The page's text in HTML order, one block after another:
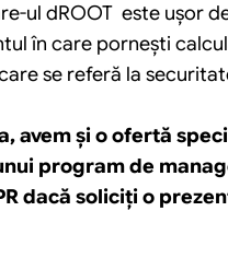
ul dROOT  este uşor
în care porneşti
se referă la
avem şi o ofertă
program de
dacă soliciţi o